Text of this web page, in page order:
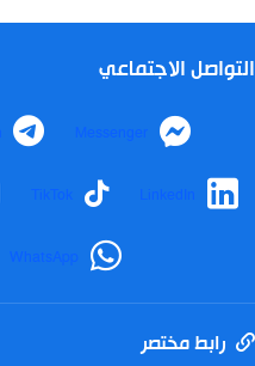
التواصل الاجتماعي
Messenger
LinkedIn
TikTok
WhatsApp
رابط مختصر